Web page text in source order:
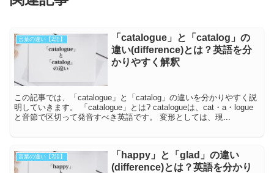
言葉の違い【2語】
「catalogue」と「catalog」の
違い(difference)とは？英語を分
かりやすく解釈
この記事では、「catalogue」と「catalog」の違いを分かりやすく説
明していきます。 「catalogue」とは? catalogueは、cat・a・logue
と音節で区切って発音すべき英語です。 変形としては、現...
言葉の違い【2語】
「happy」と「glad」の違い
(difference)とは？英語を分かり